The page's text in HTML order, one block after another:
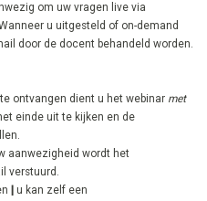
om uw vragen live via
u uitgesteld of on-demand
door de docent behandeld worden.
ontvangen dient u het webinar met
einde uit te kijken en de
aanwezigheid wordt het
verstuurd.
u kan zelf een